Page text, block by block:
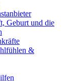
Geburt und die
&